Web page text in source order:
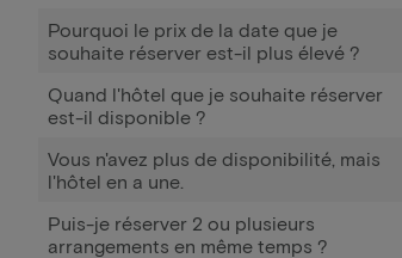
Pourquoi le prix de la date que je
souhaite réserver est-il plus élevé ?
Quand l'hôtel que je souhaite réserver
est-il disponible ?
Vous n'avez plus de disponibilité, mais
l'hôtel en a une.
Puis-je réserver 2 ou plusieurs
arrangements en même temps ?